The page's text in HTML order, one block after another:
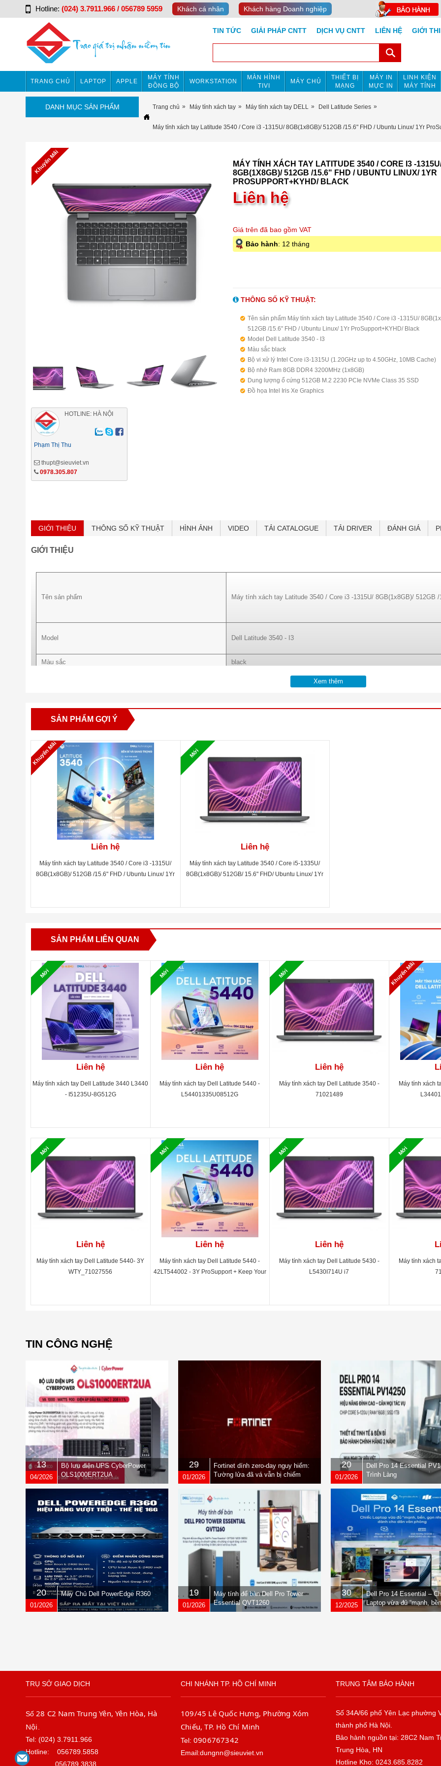
Hotline: (024) 3.7911.966 / 056789 5959 Khách cá nhân Khách hàng Doanh nghiệp
TIN TỨC GIẢI PHÁP CNTT DỊCH VỤ CNTT LIÊN HỆ GIỚI
TRANG CHỦ LAPTOP APPLE
MÁY TÍNH
ĐỒNG BỘ
WORKSTATION
MÀN HÌNH
TIVI
MÁY CHỦ
THIẾT BỊ
MẠNG
MÁY IN
MỰC IN
LINH KIỆN
MÁY TÍNH
DANH MỤC SẢN PHẨM Trang chủ Máy tính xách tay Máy tính xách tay DELL Dell Latitude Series
Máy tính xách tay Latitude 3540 / Core i3 -1315U/ 8GB(1x8GB)/ 512GB /15.6" FHD / Ubuntu Linux/ 1Yr
Khuyến Mãi
HOTLINE: HÀ NỘI
Phạm Thị Thu
thupt@sieuviet.vn
0978.305.807
MÁY TÍNH XÁCH TAY LATITUDE 3540 / CORE I3 -
8GB(1X8GB)/ 512GB /15.6" FHD / UBUNTU LINUX/ 1YR
PROSUPPORT+KYHD/ BLACK
Liên hệ
Giá trên đã bao gồm VAT
Bảo hành: 12 tháng
THÔNG SỐ KỸ THUẬT:
Tên sản phẩm Máy tính xách tay Latitude 3540 / Core i3 -1315U/
512GB /15.6" FHD / Ubuntu Linux/ 1Yr ProSupport+KYHD/ Black
Model Dell Latitude 3540 - I3
Màu sắc black
Bộ vi xử lý Intel Core i3-1315U (1.20GHz up to 4.50GHz, 10MB Cache)
Bộ nhớ Ram 8GB DDR4 3200MHz (1x8GB)
Dung lượng ổ cứng 512GB M.2 2230 PCIe NVMe Class 35 SSD
Đồ họa Intel Iris Xe Graphics
3 Cell - 42Wh "
Trọng lượng 1.81 kg
GIỚI THIỆU THÔNG SỐ KỸ THUẬT HÌNH ẢNH VIDEO TẢI CATALOGUE TẢI DRIVER ĐÁNH GIÁ
GIỚI THIỆU
Tên sản phẩm Máy tính xách tay Latitude 3540 / Core i3 -1315U/ 8GB(1x8GB)/
Model Dell Latitude 3540 - I3
Màu sắc black
Intel Core i3-1315U (1.20GHz up to 4.50GHz, 10MB Cache)
Bộ nhớ Ram
Đồ họa
Màn hình 15.6 inch FHD(1920 x 1080) 60Hz Anti-Glare 250nits 45%NTSC Non-Touch
Cổng kết nối
1 x USB 3.2 Gen 2 Type-C® port with DisplayPort Alt mode/Power
1 x HDMI 1.4a port
Nhận dạng vân tay Không bảo mật vân tay
Trọng lượng 1.81 kg
Hệ điều hành Ubuntu Linux
Xem thêm
SẢN PHẨM GỢI Ý
Khuyến Mãi
Liên hệ
Máy tính xách tay Latitude 3540 / Core i3 -1315U/
8GB(1x8GB)/ 512GB /15.6" FHD / Ubuntu Linux/ 1Yr
Mới
Liên hệ
Máy tính xách tay Latitude 3540 / Core i5-1335U/
8GB(1x8GB)/ 512GB/ 15.6" FHD/ Ubuntu Linux/ 1Yr
SẢN PHẨM LIÊN QUAN
Mới
Liên hệ
Máy tính xách tay Dell Latitude 3440 L3440
- I51235U-8G512G
Mới
Liên hệ
Máy tính xách tay Dell Latitude 5440 -
L54401335U08512G
Mới
Liên hệ
Máy tính xách tay Dell Latitude 3540 -
71021489
Khuyến Mãi
Máy tính xách
Mới
Liên hệ
Máy tính xách tay Dell Latitude 5440- 3Y
WTY_71027556
Mới
Liên hệ
Máy tính xách tay Dell Latitude 5440 -
42LT544002 - 3Y ProSupport + Keep Your
Mới
Liên hệ
Máy tính xách tay Dell Latitude 5430 -
L5430I714U i7
Mới
Máy tính xách
TIN CÔNG NGHỆ
13
04/2026
Bộ lưu điện UPS CyberPower
OLS1000ERT2UA
29
01/2026
Fortinet dính zero-day nguy hiểm:
Tường lửa đã vá vẫn bị chiếm
quyền
20
01/2026
Dell Pro 14 Essential
Trình Làng
20
01/2026
Máy Chủ Dell PowerEdge R360 19
01/2026
Máy tính để bàn Dell Pro Tower
Essential QVT1260
30
12/2025
Dell Pro 14 Essential –
Laptop vừa đủ “mạnh,
nhẹ” dành cho dân văn
TRỤ SỞ GIAO DỊCH
Số 28 C2 Nam Trung Yên, Yên Hòa, Hà
Nội
Tel: (024) 3.7911.966
Hotline: 056789.5858
056789.3838
CHI NHÁNH TP. HỒ CHÍ MINH
109/45 Lê Quốc Hưng, Phường Xóm
Chiếu, TP. Hồ Chí Minh
Tel: 0906767342
Email:dungnn@sieuviet.vn
TRUNG TÂM BẢO HÀNH
Số 34A/66 phố Yên Lạc phường
thành phố Hà Nội.
Bảo hành nguồn tại: 28C2 Nam
Trung Hòa, HN
Hotline Kho: 0243.685.8282